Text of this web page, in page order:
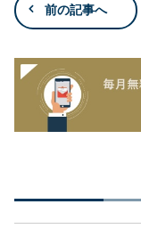
前の記事へ